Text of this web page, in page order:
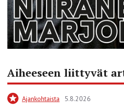
Aiheeseen liittyvät
Ajankohtaista 5.8.2026